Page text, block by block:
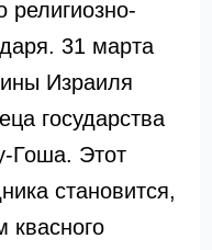
религиозно-
31 марта
Израиля
государства
Гоша. Этот
становится,
квасного